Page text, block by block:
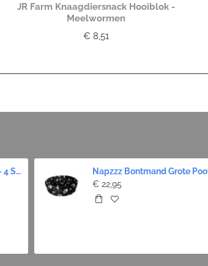
JR Farm Knaagdiersnack Hooiblok -
Meelwormen
€ 8,51
Boxby Aanbieding Snack - 4 Stuks 12 Euro!
€ 22,95